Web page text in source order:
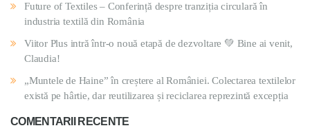
Future of Textiles – Conferință despre tranziția circulară în
industria textilă din România
Viitor Plus intră într-o nouă etapă de dezvoltare 💚 Bine ai venit,
Claudia!
„Muntele de Haine” în creștere al României. Colectarea textilelor
există pe hârtie, dar reutilizarea și reciclarea reprezintă excepția
COMENTARII RECENTE